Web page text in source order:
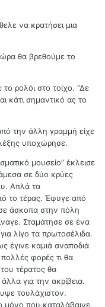
να κρατήσει μια
ώρα θα βρεθούμε το
ρολόι στο τοίχο. “Δε
κάτι σημαντικό ας το
την άλλη γραμμή είχε
υποχώρησε.
μουσείο” έκλεισε
σε δύο κρύες
Απλά τα
το τέρας. Έφυγε από
άσκοπα στην πόλη
Σταμάτησε σε ένα
λίγο τα πρωτοσέλιδα.
έγινε καμιά αναποδιά
φορές τι θα
τέρατος θα
για την ακρίβεια.
τουλάχιστον.
μόνο που καταλάβαινε.